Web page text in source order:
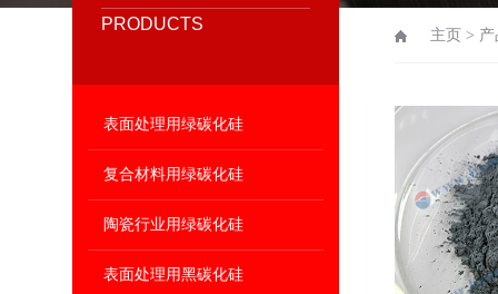
PRODUCTS
表面处理用绿碳化硅
复合材料用绿碳化硅
陶瓷行业用绿碳化硅
表面处理用黑碳化硅
主页 >